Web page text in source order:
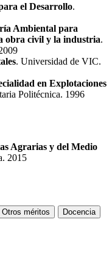
el Desarrollo.
Ambiental para
obra civil y la industria.
. Universidad de VIC.
en Explotaciones
Politécnica. 1996
Agrarias y del Medio
2015